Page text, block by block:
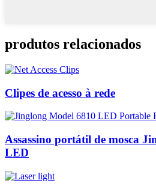
produtos relacionados
Clipes de acesso à rede
Assassino portátil de mosca
LED